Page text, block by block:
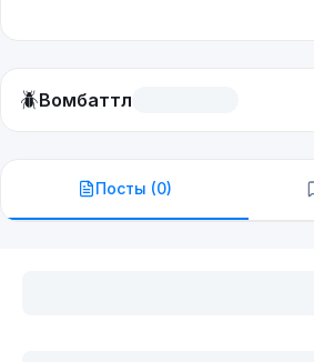
🪲Вомбаттл
Посты (0)